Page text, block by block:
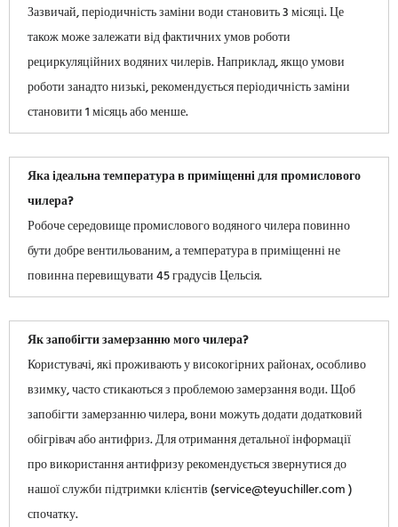
Зазвичай, періодичність заміни води становить 3 місяці. Це
також може залежати від фактичних умов роботи
рециркуляційних водяних чилерів. Наприклад, якщо умови
роботи занадто низькі, рекомендується періодичність заміни
становити 1 місяць або менше.
Яка ідеальна температура в приміщенні для промислового
чилера?
Робоче середовище промислового водяного чилера повинно
бути добре вентильованим, а температура в приміщенні не
повинна перевищувати 45 градусів Цельсія.
Як запобігти замерзанню мого чилера?
Користувачі, які проживають у високогірних районах, особливо
взимку, часто стикаються з проблемою замерзання води. Щоб
запобігти замерзанню чилера, вони можуть додати додатковий
обігрівач або антифриз. Для отримання детальної інформації
про використання антифризу рекомендується звернутися до
нашої служби підтримки клієнтів (service@teyuchiller.com )
спочатку.